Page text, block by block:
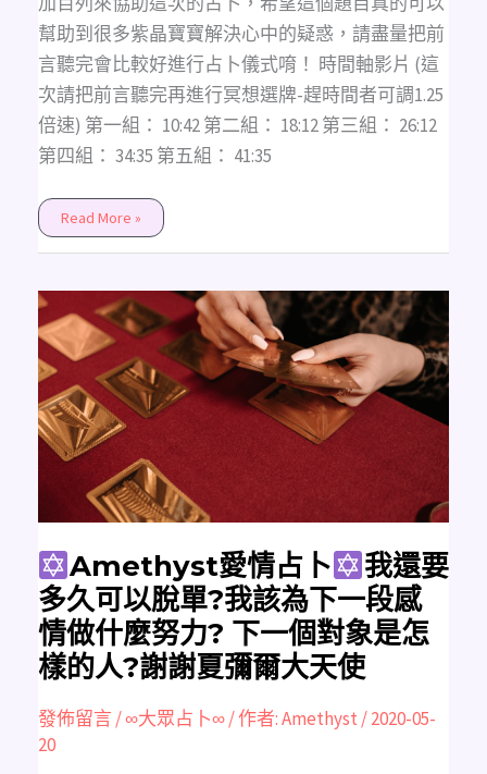
幫助到很多紫晶寶寶解決心中的疑惑，請盡量把前
言聽完會比較好進行占卜儀式唷！ 時間軸影片 (這
次請把前言聽完再進行冥想選牌-趕時間者可調1.25
倍速) 第一組： 10:42 第二組： 18:12 第三組： 26:12
第四組： 34:35 第五組： 41:35
Read More »
Amethyst愛情占卜
我還要
多久可以脫單?我該為下一段感
情做什麼努力? 下一個對象是怎
樣的人?謝謝夏彌爾大天使
發佈留言/∞大眾占卜∞/ 作者:Amethyst /2020-05-
20
Amethyst
愛
情
占
我
還
要
多
久
單?
該
為
下
一
段
感
情
做
什
努
力?